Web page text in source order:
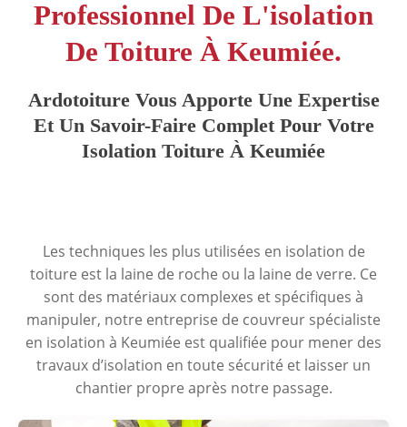
Professionnel De L'isolation
De Toiture À Keumiée.
Ardotoiture Vous Apporte Une Expertise
Et Un Savoir-Faire Complet Pour Votre
Isolation Toiture À Keumiée
Les techniques les plus utilisées en isolation de
toiture est la laine de roche ou la laine de verre. Ce
sont des matériaux complexes et spécifiques à
manipuler, notre entreprise de couvreur spécialiste
en isolation à Keumiée est qualifiée pour mener des
travaux d’isolation en toute sécurité et laisser un
chantier propre après notre passage.